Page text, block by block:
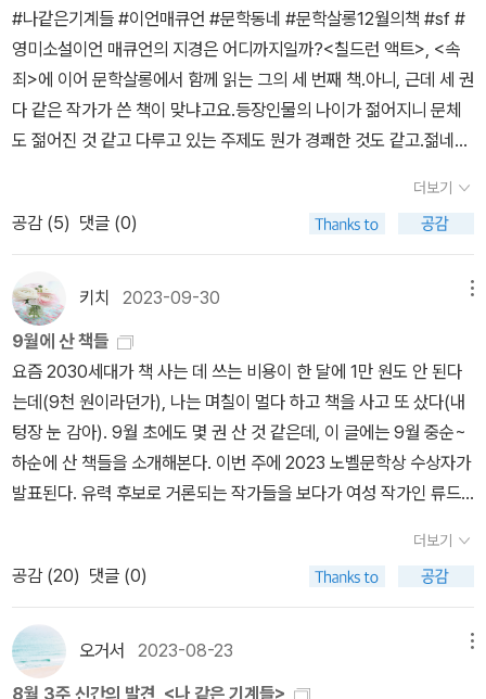
#나같은기계들 #이언매큐언 #문학동네 #문학살롱12월의책 #sf #
영미소설이언 매큐언의 지경은 어디까지일까?<칠드런 액트>, <속
죄>에 이어 문학살롱에서 함께 읽는 그의 세 번째 책.아니, 근데 세 권
다 같은 작가가 쓴 책이 맞냐고요.등장인물의 나이가 젊어지니 문체
도 젊어진 것 같고 다루고 있는 주제도 뭔가 경쾌한 것도 같고.젊네요.
고 있는데 타임라인이 1980년대.시대적 배경과 주제가 미묘하게 다
른 것 같은데 묘하게 어울리는 설정.보편적인 주제. 장르는 거들 뿐.그
가 다루는 소설 속 타임라인. 2년이 안 되는 시간. 늘 그랬지만 압축된
서사가 폭발한다.등장인물 - 찰리 그리고 미란다.찰리는 미란다와의
사이에 인조인간 아담을 끼워넣음으로써 둘의 사이가 가까워지길 바
랬다. 그러니까 아담의 존재는 어디까지나 깍두기였다는 말이지.그의
계획은 성공한 듯 보였다. 아담의 설정상 구매자의 취향을 반영할 수
있으니 찰리와 미란다는 공통의 관심사를 갖게 된 것. 유사 가족이 형
성되었다.갈등구조가 생기지 않는 게 이상하지.아담이 찰리를 부르는
호칭이 묘하게 바뀌는 지점이 있었다.아담이 미란다와 관계를 맺은
다음날, 찰리에게 털어놓았고 다신 관계를 갖지 않겠다고 말한다.(그
런 종류의 고해성사 끝 재발방지 약속은 지켜지지 않기 마련이고 실
제로 나중에 시도는 했었음이 밝혀진다.)이후 찰리는 갈등관계를 끝
동!!!? 그는 자아를 가졌음이 분명하다.˝당신˝ 아담이 찰리를 지칭하
는 단어. 사랑 앞에 경쟁자 혹은 대등한 존재로 찰리를 인식하는 아담.
삼각관계는 주도권을 쥐고 있는? 미란다에 의해 싱겁게 종결되는 듯
더보기
공감 (5) 댓글 (0)
키치 2023-09-30
9월에 산 책들
요즘 2030세대가 책 사는 데 쓰는 비용이 한 달에 1만 원도 안 된다
는데(9천 원이라던가), 나는 며칠이 멀다 하고 책을 사고 또 샀다(내
텅장 눈 감아). 9월 초에도 몇 권 산 것 같은데, 이 글에는 9월 중순~
하순에 산 책들을 소개해본다. 이번 주에 2023 노벨문학상 수상자가
발표된다. 유력 후보로 거론되는 작가들을 보다가 여성 작가인 류드
했다. 마침 류드밀라 울리츠카야의 소설 <소네치카, 스페이드의 여왕
>이 문학동네 세계문학전집 234권으로 출간되었기에 구입해봤다.​
영국 작가 중에는 줄리언 반스와 이언 매큐언의 소설이 나오면 묻지
도 따지지도 않고 구입해서 읽어보는 편이다. 최근에 이언 매큐언의
<암스테르담>을 읽었는데, 마침 이언 매큐언의 SF 소설 <나 같은
더보기
공감 (20) 댓글 (0)
오거서 2023-08-23
8월 3주 신간의 발견, <나 같은 기계들>